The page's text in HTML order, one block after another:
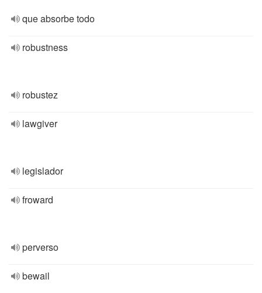
que absorbe todo
robustness
robustez
lawgiver
legislador
froward
perverso
bewail